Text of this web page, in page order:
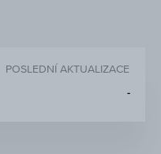
POSLEDNÍ AKTUALIZACE
-